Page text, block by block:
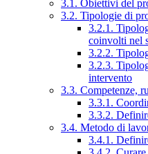
3.1. Obiettivi del
3.2. Tipologie di
3.2.1.
coinvolti nel
3.2.2.
3.2.3.
intervento
3.3. Competenze,
3.3.1.
3.3.2.
3.4. Metodo di
3.4.1.